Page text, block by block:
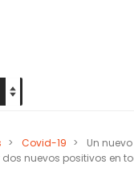
> Covid-19 >
Un
nuevos positivos en